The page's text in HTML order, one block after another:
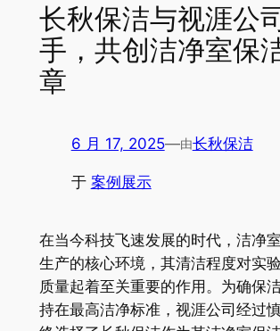
长秋保洁与视涯公
手，共创洁净室保
章
6 月 17, 2025—由长秋保洁
于 案例展示
在当今科技飞速发展的时代，洁净
生产的核心环境，其清洁程度对实
质量起着至关重要的作用。为确保
持在最高洁净标准，视涯公司经过